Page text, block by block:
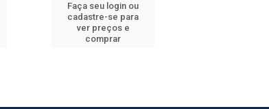
Faça seu login ou
cadastre-se para
ver preços e
comprar